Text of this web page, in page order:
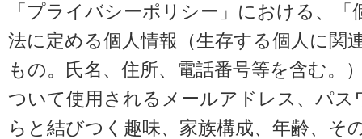
「プライバシーポリシー」における、
法に定める個人情報（生存する個人に関
もの。氏名、住所、電話番号等を含む。
ついて使用されるメールアドレス、パ
らと結びつく趣味、家族構成、年齢、そ